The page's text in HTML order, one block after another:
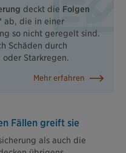
deckt die Folgen
ab, die in einer
so nicht geregelt sind.
Schäden durch
oder Starkregen.
Mehr erfahren
Fällen greift sie
als auch die